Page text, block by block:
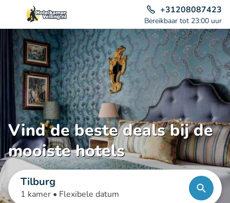
+31208087423
Bereikbaar tot 23:00 uur
Vind de beste deals bij de
mooiste hotels
Tilburg
1 kamer • Flexibele datum